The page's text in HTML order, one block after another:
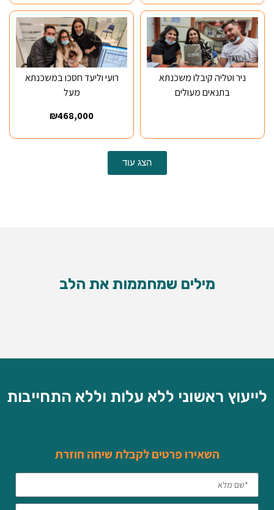
ניר וטליה קיבלו משכנתא
בתנאים מעולים
רועי וליעד חסכו במשכנתא
מעל
₪468,000
הצג עוד
מילים שמחממות את הלב
לייעוץ ראשוני ללא עלות וללא התחייבות
השאירו פרטים לקבלת שיחה חוזרת